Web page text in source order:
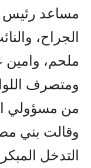
مساعد رئيس
الجراح،
ملحم، وامين
ومتصرف
من مسؤولي
وقالت بني
التدخل